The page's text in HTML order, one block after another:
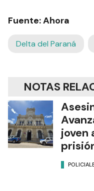
Fuente: Ahora
Delta del Paraná
NOTAS
joven